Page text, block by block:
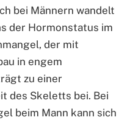
bei Männern wandelt
der Hormonstatus im
der mit
in engem
zu einer
des Skeletts bei. Bei
beim Mann kann sich